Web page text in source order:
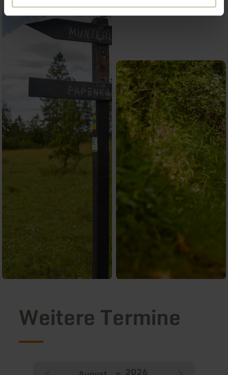
Weitere Termine